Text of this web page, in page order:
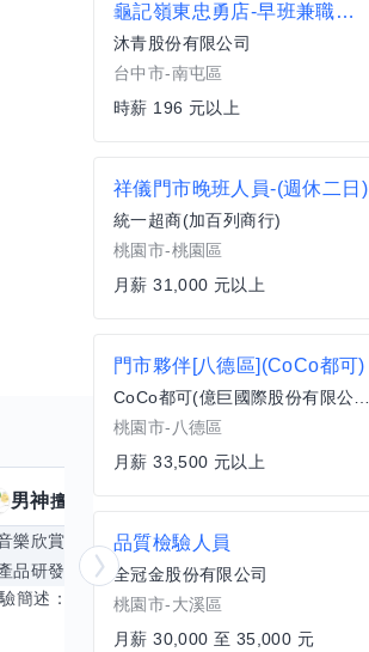
男神擅長
樂欣賞 顧問服務
遊戲設計
品研發
跨部門協作
更多
龜記嶺東忠勇店-早班兼職人員
沐青股份有限公司
台中市-南屯區
時薪 196 元以上
祥儀門市晚班人員-(週休二日)
統一超商(加百列商行)
桃園市-桃園區
月薪 31,000 元以上
門市夥伴[八德區](CoCo都可)
CoCo都可(億巨國際股份有限公司)
桃園市-八德區
月薪 33,500 元以上
品質檢驗人員
全冠金股份有限公司
桃園市-大溪區
月薪 30,000 至 35,000 元